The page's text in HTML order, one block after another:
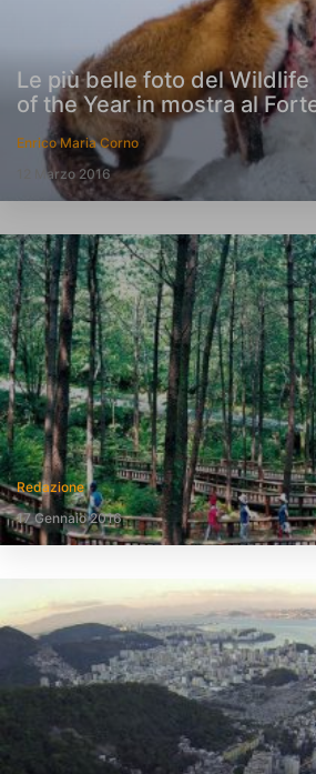
Le più belle foto del
of the Year in mostra al
Enrico Maria Corno
12 Marzo 2016
Redazione
17 Gennaio 2016